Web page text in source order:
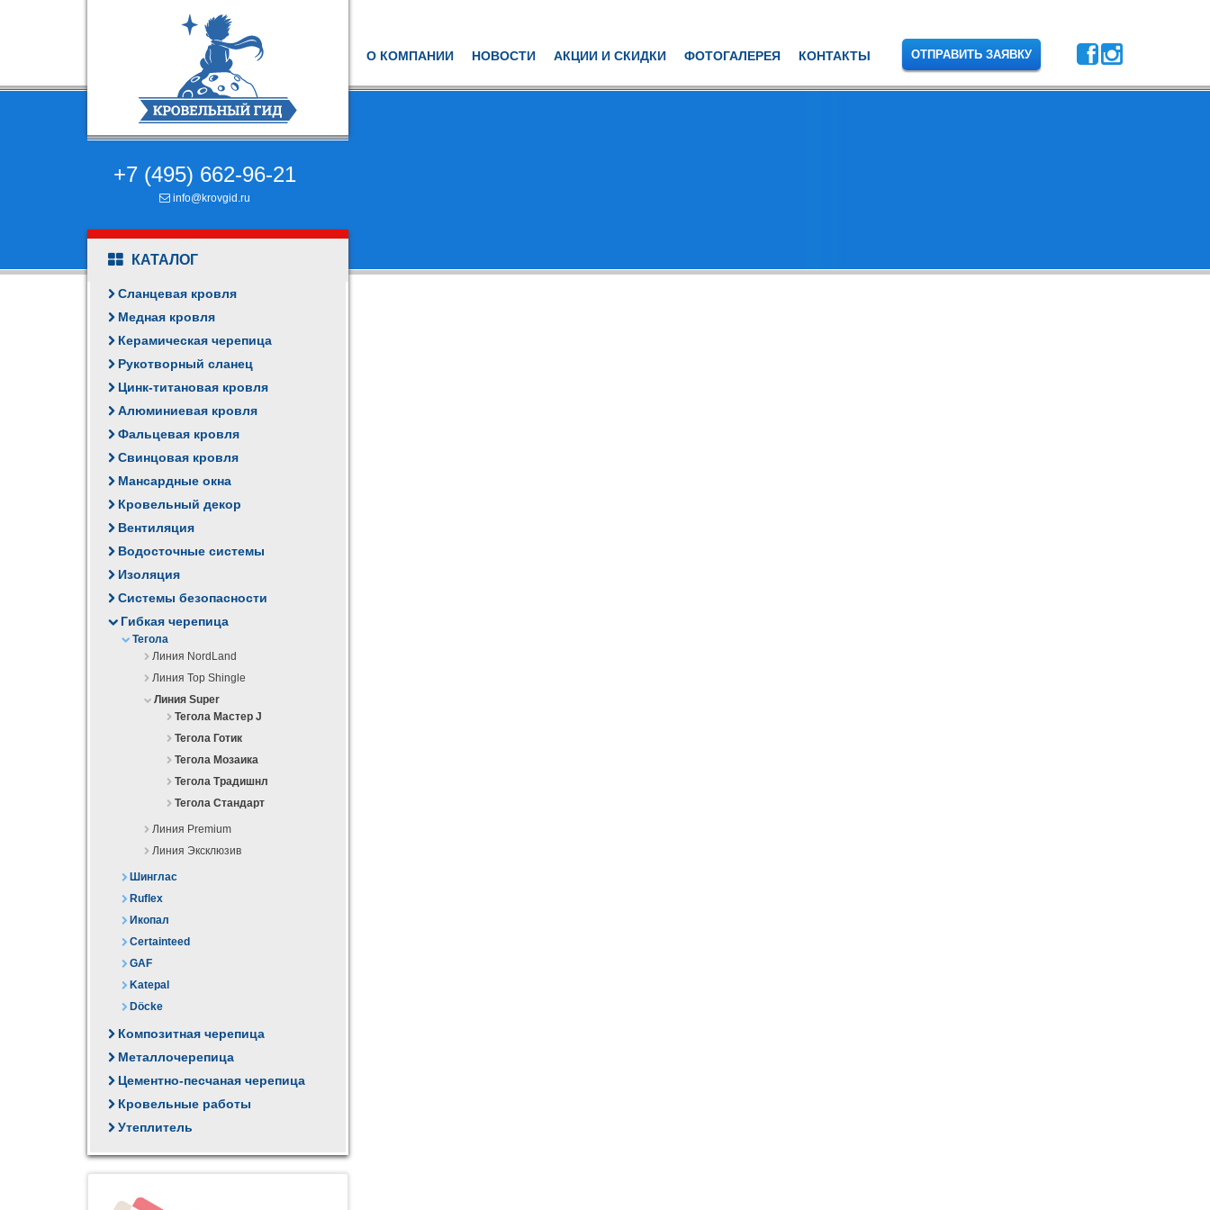
О КОМПАНИИ НОВОСТИ АКЦИИ И СКИДКИ ФОТОГАЛЕРЕЯ КОНТАКТЫ ОТПРАВИТЬ ЗАЯВКУ
+7 (495) 662-96-21
info@krovgid.ru
КАТАЛОГ
Сланцевая кровля
Медная кровля
Керамическая черепица
Рукотворный сланец
Цинк-титановая кровля
Алюминиевая кровля
Фальцевая кровля
Свинцовая кровля
Мансардные окна
Кровельный декор
Вентиляция
Водосточные системы
Изоляция
Системы безопасности
Гибкая черепица
Тегола
Линия NordLand
Линия Top Shingle
Линия Super
Тегола Мастер J
Тегола Готик
Тегола Мозаика
Тегола Традишнл
Тегола Стандарт
Линия Premium
Линия Эксклюзив
Шинглас
Ruflex
Икопал
Certainteed
GAF
Katepal
Döcke
Композитная черепица
Металлочерепица
Цементно-песчаная черепица
Кровельные работы
Утеплитель